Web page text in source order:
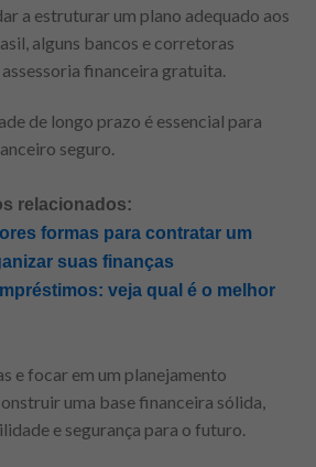
a estruturar um plano adequado aos
alguns bancos e corretoras
financeira gratuita.
de longo prazo é essencial para
seguro.
relacionados:
formas para contratar um
suas finanças
veja qual é o melhor
e focar em um planejamento
uma base financeira sólida,
e segurança para o futuro.